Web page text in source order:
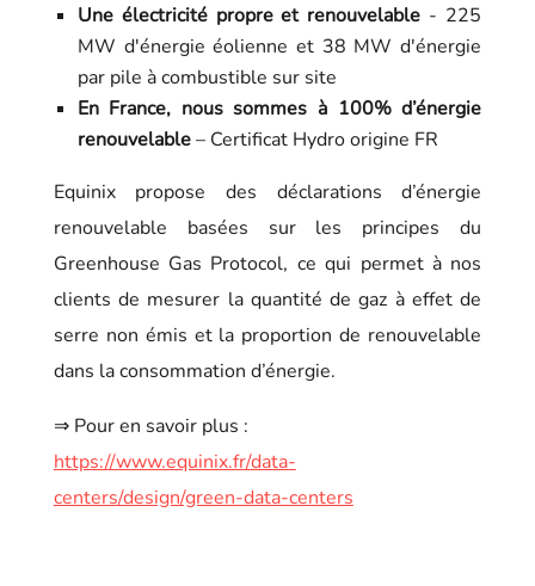
Une électricité propre et renouvelable - 225
MW d'énergie éolienne et 38 MW d'énergie
par pile à combustible sur site
En France, nous sommes à 100% d’énergie
renouvelable– Certificat Hydro origine FR
Equinix propose des déclarations d’énergie
renouvelable basées sur les principes du
Greenhouse Gas Protocol, ce qui permet à nos
clients de mesurer la quantité de gaz à effet de
serre non émis et la proportion de renouvelable
dans la consommation d’énergie.
⇒ Pour en savoir plus :
https://www.equinix.fr/data-
centers/design/green-data-centers